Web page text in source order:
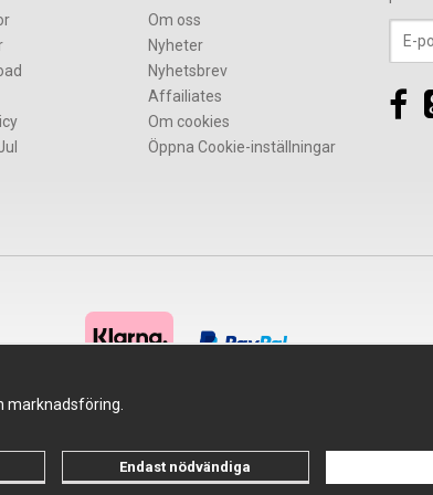
Om oss
Nyheter
Nyhetsbrev
Affailiates
Om cookies
Öppna Cookie-inställningar
Drift & produktion:
marknadsföring.
Endast nödvändiga